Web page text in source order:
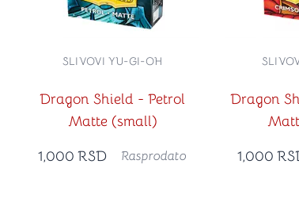
Dragon Shield - Petrol
Matte (small)
SLIVOVI YU-GI-OH
1,000 RSD Rasprodato
Dragon
1,000